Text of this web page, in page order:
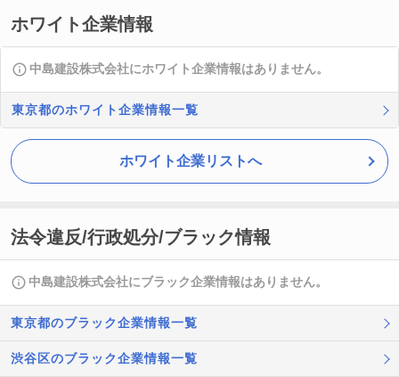
ホワイト企業情報
中島建設株式会社にホワイト企業情報はありません。
東京都のホワイト企業情報一覧
ホワイト企業リストへ
法令違反/行政処分/ブラック情報
中島建設株式会社にブラック企業情報はありません。
東京都のブラック企業情報一覧
渋谷区のブラック企業情報一覧